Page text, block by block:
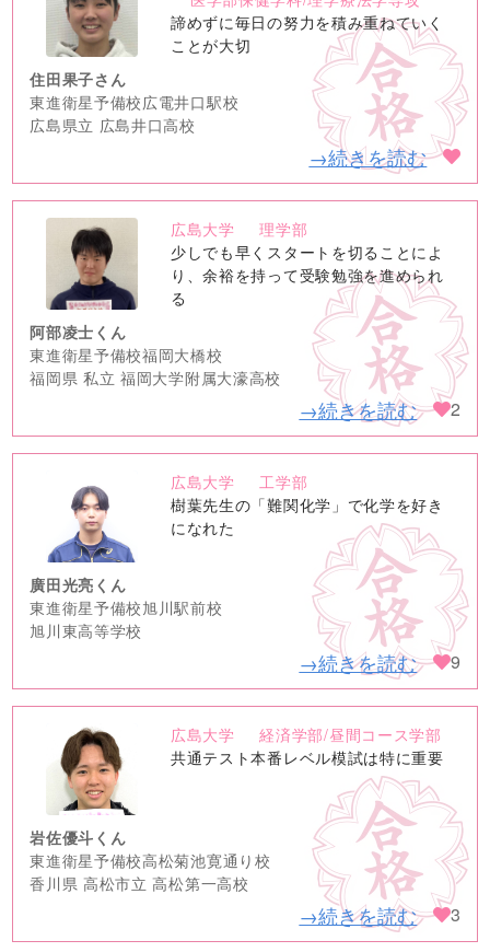
image
諦めずに毎日の努力を積み重ねていく
ことが大切
住田果子さん
東進衛星予備校広電井口駅校
広島県立 広島井口高校
→続きを読む
no
image
広島大学
理学部
少しでも早くスタートを切ることによ
り、余裕を持って受験勉強を進められ
る
阿部凌士くん
東進衛星予備校福岡大橋校
福岡県 私立 福岡大学附属大濠高校
→続きを読む 2
no
image
広島大学
工学部
樹葉先生の「難関化学」で化学を好き
になれた
廣田光亮くん
東進衛星予備校旭川駅前校
旭川東高等学校
→続きを読む 9
no
image
広島大学
経済学部/昼間コース学部
共通テスト本番レベル模試は特に重要
岩佐優斗くん
東進衛星予備校高松菊池寛通り校
香川県 高松市立 高松第一高校
→続きを読む 3